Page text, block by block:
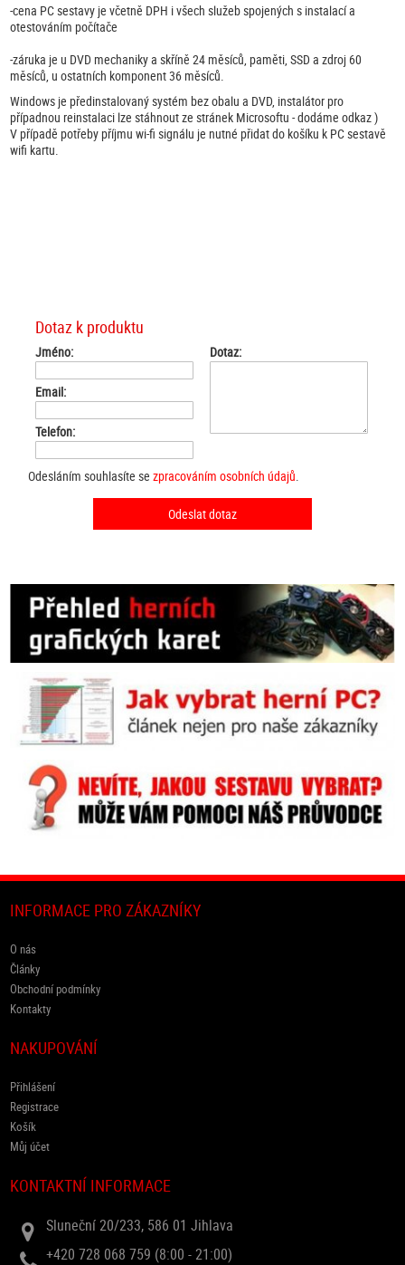
-cena PC sestavy je včetně DPH i všech služeb spojených s instalací a
otestováním počítače
-záruka je u DVD mechaniky a skříně 24 měsíců, paměti, SSD a zdroj 60
měsíců, u ostatních komponent 36 měsíců.
Windows je předinstalovaný systém bez obalu a DVD, instalátor pro
případnou reinstalaci lze stáhnout ze stránek Microsoftu - dodáme odkaz )
V případě potřeby příjmu wi-fi signálu je nutné přidat do košíku k PC sestavě
wifi kartu.
Dotaz k produktu
Jméno:
Email:
Telefon:
Dotaz:
Odesláním souhlasíte sezpracováním osobních údajů
INFORMACE PRO ZÁKAZNÍKY
O nás
Články
Obchodní podmínky
Kontakty
NAKUPOVÁNÍ
Přihlášení
Registrace
Košík
Můj účet
KONTAKTNÍ INFORMACE
Sluneční 20/233, 586 01 Jihlava
+420 728 068 759 (8:00 - 21:00)